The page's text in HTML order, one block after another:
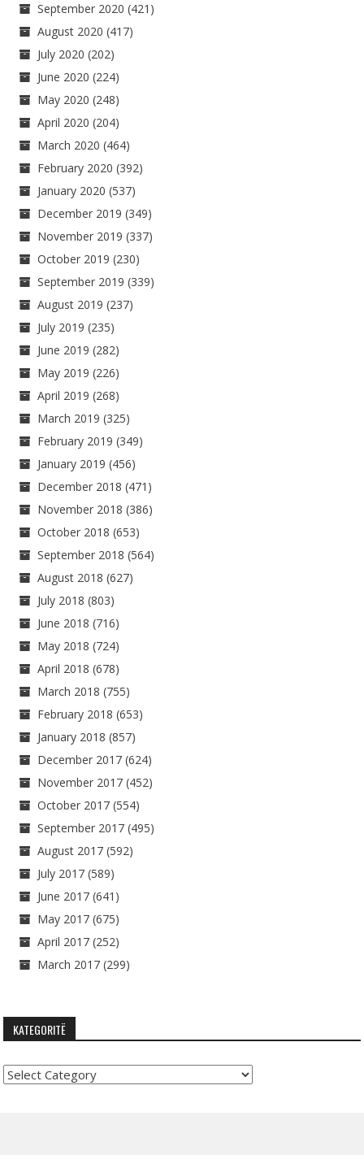
September 2020 (421)
August 2020 (417)
July 2020 (202)
June 2020 (224)
May 2020 (248)
April 2020 (204)
March 2020 (464)
February 2020 (392)
January 2020 (537)
December 2019 (349)
November 2019 (337)
October 2019 (230)
September 2019 (339)
August 2019 (237)
July 2019 (235)
June 2019 (282)
May 2019 (226)
April 2019 (268)
March 2019 (325)
February 2019 (349)
January 2019 (456)
December 2018 (471)
November 2018 (386)
October 2018 (653)
September 2018 (564)
August 2018 (627)
July 2018 (803)
June 2018 (716)
May 2018 (724)
April 2018 (678)
March 2018 (755)
February 2018 (653)
January 2018 (857)
December 2017 (624)
November 2017 (452)
October 2017 (554)
September 2017 (495)
August 2017 (592)
July 2017 (589)
June 2017 (641)
May 2017 (675)
April 2017 (252)
March 2017 (299)
KATEGORITË
Kategoritë